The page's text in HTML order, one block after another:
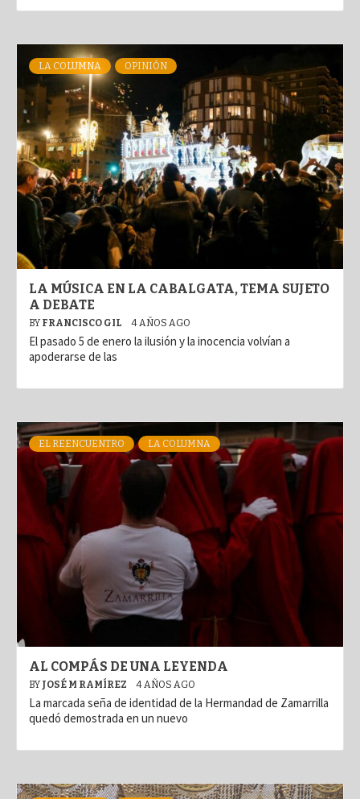
LA COLUMNA OPINIÓN
LA MÚSICA EN LA CABALGATA, TEMA SUJETO
A DEBATE
BY FRANCISCO GIL 4 AÑOS AGO
El pasado 5 de enero la ilusión y la inocencia volvían a
apoderarse de las
EL REENCUENTRO LA COLUMNA
AL COMPÁS DE UNA LEYENDA
BY JOSÉ M RAMÍREZ 4 AÑOS AGO
La marcada seña de identidad de la Hermandad de Zamarrilla
quedó demostrada en un nuevo